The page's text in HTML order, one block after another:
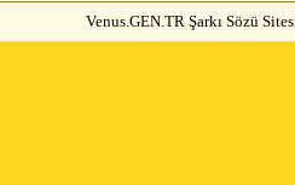
Venus.GEN.TR Şarkı Sözü